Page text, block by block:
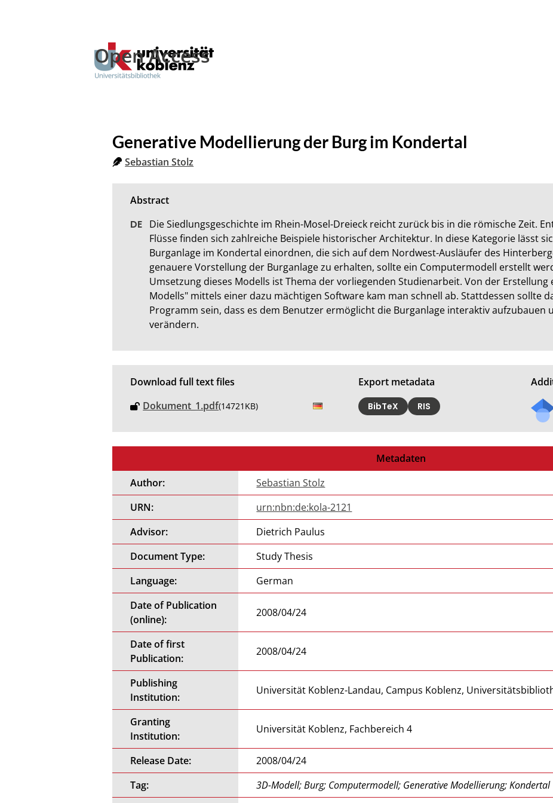
Open Access
Generative Modellierung der Burg im Kondertal
Sebastian Stolz
Die Siedlungsgeschichte im Rhein-Mosel-Dreieck reicht zurück bis in die römische Zeit.
Flüsse finden sich zahlreiche Beispiele historischer Architektur. In diese Kategorie lässt
Burganlage im Kondertal einordnen, die sich auf dem Nordwest-Ausläufer des
genauere Vorstellung der Burganlage zu erhalten, sollte ein Computermodell erstellt
Umsetzung dieses Modells ist Thema der vorliegenden Studienarbeit. Von der Erstellung
Modells" mittels einer dazu mächtigen Software kam man schnell ab. Stattdessen sollte
Programm sein, dass es dem Benutzer ermöglicht die Burganlage interaktiv aufzubauen
verändern.
Download full text files
Dokument_1.pdf(14721KB)
Export metadata
BibTeX RIS
Metadaten
Author:
Sebastian Stolz
URN:
urn:nbn:de:kola-2121
Advisor:
Dietrich Paulus
Document Type:
Study Thesis
Language:
German
Date of Publication
(online):
2008/04/24
Date of first
Publication:
2008/04/24
Publishing
Institution:
Universität Koblenz-Landau, Campus Koblenz,
Granting
Institution:
Universität Koblenz, Fachbereich 4
Release Date:
2008/04/24
Tag:
3D-Modell; Burg; Computermodell; Generative Modellierung; Kondertal